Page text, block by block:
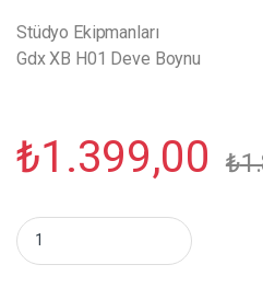
Stüdyo Ekipmanları
Gdx XB H01 Deve Boynu
₺1.399,00 ₺
Gdx XB H01 Deve Boynu miktar